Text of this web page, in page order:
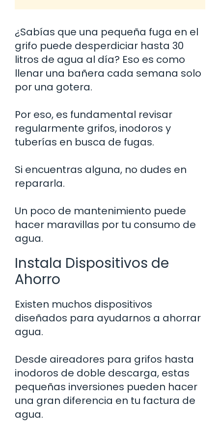
¿Sabías que una pequeña fuga en el
grifo puede desperdiciar hasta 30
litros de agua al día? Eso es como
llenar una bañera cada semana solo
por una gotera.
Por eso, es fundamental revisar
regularmente grifos, inodoros y
tuberías en busca de fugas.
Si encuentras alguna, no dudes en
repararla.
Un poco de mantenimiento puede
hacer maravillas por tu consumo de
agua.
Instala Dispositivos de
Ahorro
Existen muchos dispositivos
diseñados para ayudarnos a ahorrar
agua.
Desde aireadores para grifos hasta
inodoros de doble descarga, estas
pequeñas inversiones pueden hacer
una gran diferencia en tu factura de
agua.